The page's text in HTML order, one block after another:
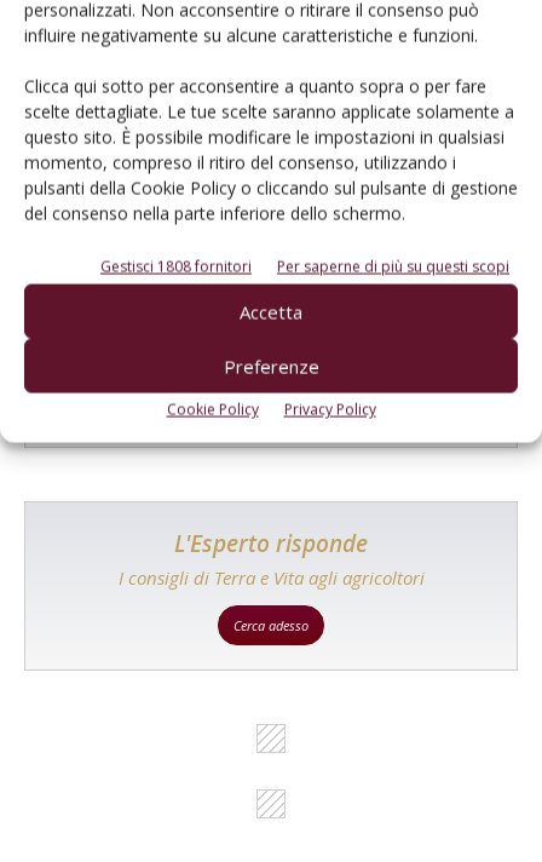
personalizzati. Non acconsentire o ritirare il consenso può
influire negativamente su alcune caratteristiche e funzioni.
Clicca qui sotto per acconsentire a quanto sopra o per fare
scelte dettagliate. Le tue scelte saranno applicate solamente a
questo sito. È possibile modificare le impostazioni in qualsiasi
momento, compreso il ritiro del consenso, utilizzando i
pulsanti della Cookie Policy o cliccando sul pulsante di gestione
del consenso nella parte inferiore dello schermo.
Gestisci 1808 fornitori Per saperne di più su questi scopi
Accetta
Preferenze
Cookie Policy Privacy Policy
E-magazine
Catalogo Aziende e Prodotti
Un modo semplice per cercare un'azienda o un
prodotto!
Cerca adesso
L'Esperto risponde
I consigli di Terra e Vita agli agricoltori
Cerca adesso